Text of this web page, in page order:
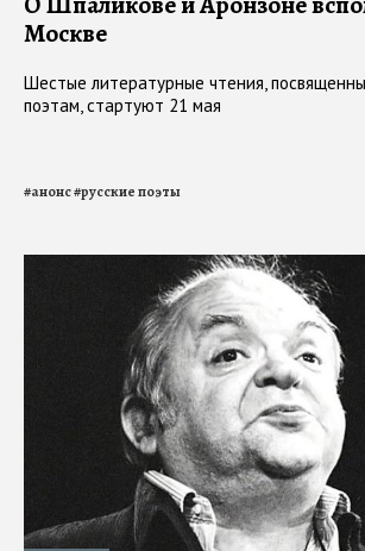
Москве
Шестые литературные чтения,
поэтам, стартуют 21 мая
#анонс#русские поэты